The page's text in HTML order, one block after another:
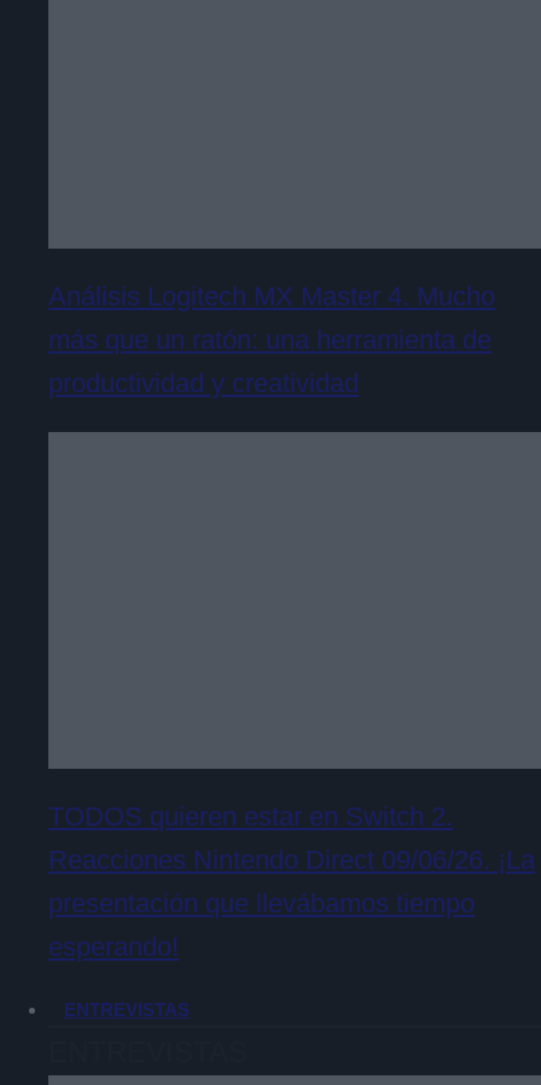
Análisis Logitech MX Master 4. Mucho
más que un ratón: una herramienta de
productividad y creatividad
TODOS quieren estar en Switch 2.
Reacciones Nintendo Direct 09/06/26. ¡La
presentación que llevábamos tiempo
esperando!
ENTREVISTAS